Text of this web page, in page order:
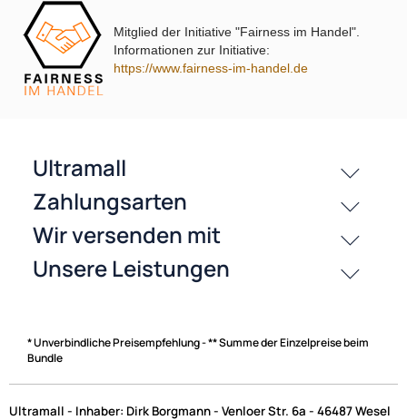
i10 i20 i30 i40 i45 i800 ix35 ix45 ohne
OEM-Soundsystem 24Pin/18Pin
Multilead analog lose
((0))
59,95 €
UP Tiguan Quadlock
79,95 €
passende Produkte
History
Mitglied der Initiative "Fairness im Handel".
Informationen zur Initiative:
https://www.fairness-im-handel.de
* Unverbindliche Preisempfehlung - ** Summe der Einzelpreise beim
Bundle
Ultramall - Inhaber: Dirk Borgmann - Venloer Str. 6a - 46487 Wesel